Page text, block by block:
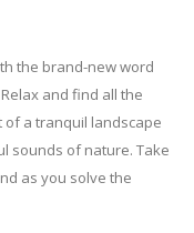
the brand-new word
and find all the
a tranquil landscape
sounds of nature. Take
as you solve the